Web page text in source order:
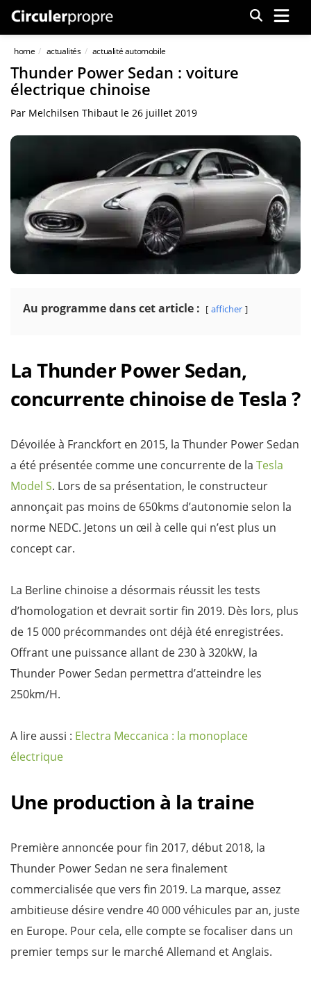
Menu
home actualités actualité automobile
Thunder Power Sedan : voiture
électrique chinoise
Par Melchilsen Thibaut le 26 juillet 2019
Au programme dans cet article : afficher
La Thunder Power Sedan,
concurrente chinoise de Tesla ?
Dévoilée à Franckfort en 2015, la Thunder Power Sedan
a été présentée comme une concurrente de la Tesla
Model S. Lors de sa présentation, le constructeur
annonçait pas moins de 650kms d’autonomie selon la
norme NEDC. Jetons un œil à celle qui n’est plus un
concept car.
La Berline chinoise a désormais réussit les tests
d’homologation et devrait sortir fin 2019. Dès lors, plus
de 15 000 précommandes ont déjà été enregistrées.
Offrant une puissance allant de 230 à 320kW, la
Thunder Power Sedan permettra d’atteindre les
250km/H.
A lire aussi : Electra Meccanica : la monoplace
électrique
Une production à la traine
Première annoncée pour fin 2017, début 2018, la
Thunder Power Sedan ne sera finalement
commercialisée que vers fin 2019. La marque, assez
ambitieuse désire vendre 40 000 véhicules par an, juste
en Europe. Pour cela, elle compte se focaliser dans un
premier temps sur le marché Allemand et Anglais.